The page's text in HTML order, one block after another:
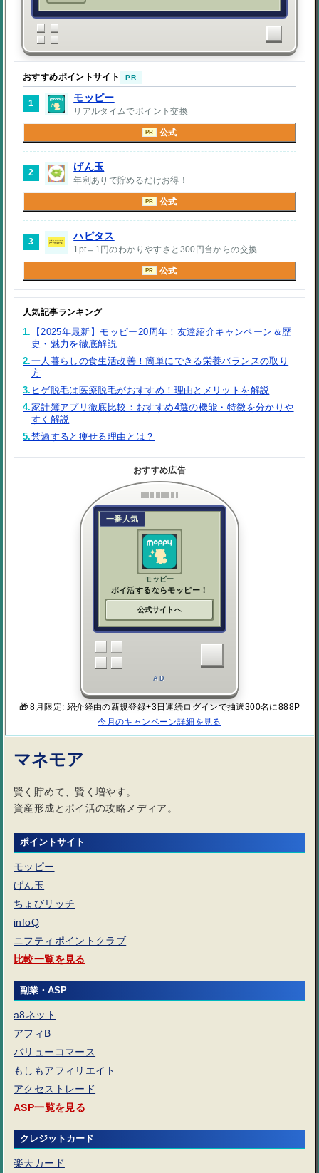
おすすめポイントサイト PR
1
モッピー
リアルタイムでポイント交換
PR 公式
2
げん玉
年利ありで貯めるだけお得！
PR 公式
3
ハピタス
1pt＝1円のわかりやすさと300円台からの交換
PR 公式
人気記事ランキング
1.
【2025年最新】モッピー20周年！友達紹介キャンペーン＆歴
史・魅力を徹底解説
2.一人暮らしの食生活改善！簡単にできる栄養バランスの取り
方
3. ヒゲ脱毛は医療脱毛がおすすめ！理由とメリットを解説
4.家計簿アプリ徹底比較：おすすめ4選の機能・特徴を分かりや
すく解説
5.禁酒すると痩せる理由とは？
おすすめ広告
一番人気
モッピー
ポイ活するならモッピー！
公式サイトへ
AD
🎁 8月限定: 紹介経由の新規登録+3日連続ログインで抽選300名に888P
今月のキャンペーン詳細を見る
マネモア
賢く貯めて、賢く増やす。
資産形成とポイ活の攻略メディア。
ポイントサイト
モッピー
げん玉
ちょびリッチ
infoQ
ニフティポイントクラブ
比較一覧を見る
副業・ASP
a8ネット
アフィB
バリューコマース
もしもアフィリエイト
アクセストレード
ASP一覧を見る
クレジットカード
楽天カード